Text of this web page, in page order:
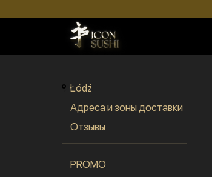
Łódź
Адреса и зоны доставки
Отзывы
PROMO